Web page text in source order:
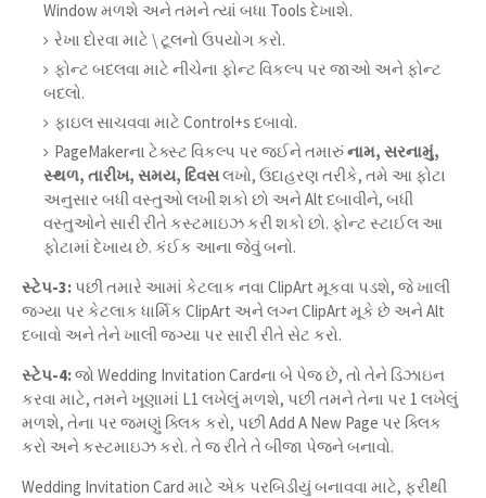
Window મળશે અને તમને ત્યાં બધા Tools દેખાશે.
રેખા દોરવા માટે \ ટૂલનો ઉપયોગ કરો.
ફોન્ટ બદલવા માટે નીચેના ફોન્ટ વિકલ્પ પર જાઓ અને ફોન્ટ
બદલો.
ફાઇલ સાચવવા માટે Control+s દબાવો.
PageMakerના ટેક્સ્ટ વિકલ્પ પર જઈને તમારુંનામ, સરનામું,
સ્થળ, તારીખ, સમય, દિવસલખો, ઉદાહરણ તરીકે, તમે આ ફોટા
અનુસાર બધી વસ્તુઓ લખી શકો છો અને Alt દબાવીને, બધી
વસ્તુઓને સારી રીતે કસ્ટમાઇઝ કરી શકો છો. ફોન્ટ સ્ટાઈલ આ
ફોટામાં દેખાય છે. કંઈક આના જેવું બનો.
સ્ટેપ-3: પછી તમારે આમાં કેટલાક નવા ClipArt મૂકવા પડશે, જે ખાલી
જગ્યા પર કેટલાક ધાર્મિક ClipArt અને લગ્ન ClipArt મૂકે છે અને Alt
દબાવો અને તેને ખાલી જગ્યા પર સારી રીતે સેટ કરો.
સ્ટેપ-4:જો Wedding Invitation Cardના બે પેજ છે, તો તેને ડિઝાઇન
કરવા માટે, તમને ખૂણામાં L1 લખેલું મળશે, પછી તમને તેના પર 1 લખેલું
મળશે, તેના પર જમણું ક્લિક કરો, પછી Add A New Page પર ક્લિક
કરો અને કસ્ટમાઇઝ કરો. તે જ રીતે તે બીજા પેજને બનાવો.
Wedding Invitation Card માટે એક પરબિડીયું બનાવવા માટે, ફરીથી